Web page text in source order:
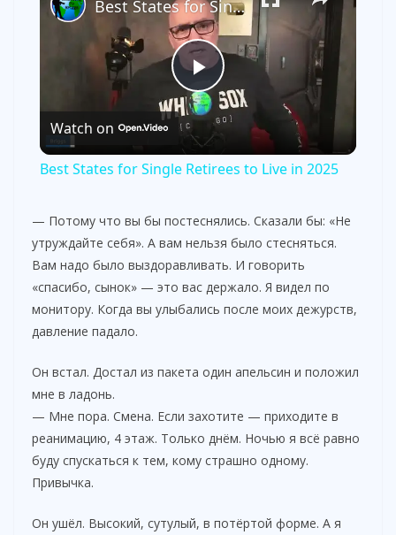
P
l
y
V
d
e
o
Best States for Single Retirees to Live in 2025
Watch on
Best States for Single Retirees to Live in 2025
— Потому что вы бы постеснялись. Сказали бы: «Не
утруждайте себя». А вам нельзя было стесняться.
Вам надо было выздоравливать. И говорить
«спасибо, сынок» — это вас держало. Я видел по
монитору. Когда вы улыбались после моих дежурств,
давление падало.
Он встал. Достал из пакета один апельсин и положил
мне в ладонь.
— Мне пора. Смена. Если захотите — приходите в
реанимацию, 4 этаж. Только днём. Ночью я всё равно
буду спускаться к тем, кому страшно одному.
Привычка.
Он ушёл. Высокий, сутулый, в потёртой форме. А я